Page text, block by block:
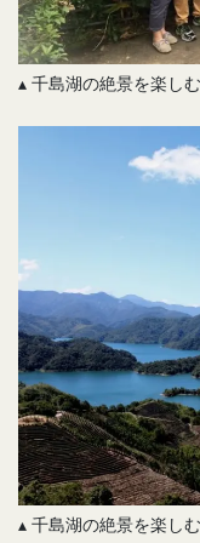
▴ 千島湖の絶景を楽しむ
▴ 千島湖の絶景を楽し